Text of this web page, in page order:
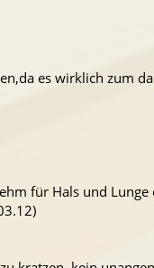
es wirklich zum
für Hals und Lunge